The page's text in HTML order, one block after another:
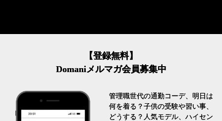
【登録無料】
Domaniメルマガ会員募集中
管理職世代の通勤コーデ、明日は
何を着る？子供の受験や習い事、
どうする？人気モデル、ハイセン